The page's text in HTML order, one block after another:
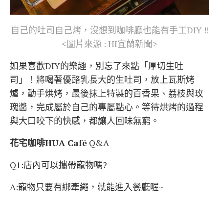
自己的吐司自己烤，沒想到咖啡廳也能有手工DIY !!
<圖片來源 : HI宜蘭新聞>
如果喜歡DIY的樂趣，別忘了來點「厚切生吐
司」！將喝著優酪乳長大的生吐司，放上瓦斯烤
爐，動手烘烤，最後抹上特製的百香果、荔枝與玫
瑰醬，完成屬於自己的專屬點心。等待烘烤的過程
與大口咬下的快感，都讓人回味無窮。
花宅咖啡HUA Café Q&A
Q1:店內可以攜帶寵物嗎?
A:寵物只要有綁牽繩，就能進入餐廳喔~